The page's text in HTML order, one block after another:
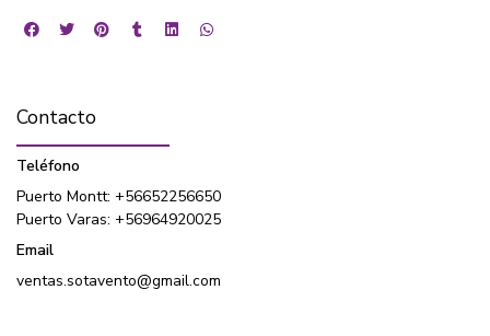
Contacto
Teléfono
Puerto Montt: +56652256650
Puerto Varas: +56964920025
Email
ventas.sotavento@gmail.com